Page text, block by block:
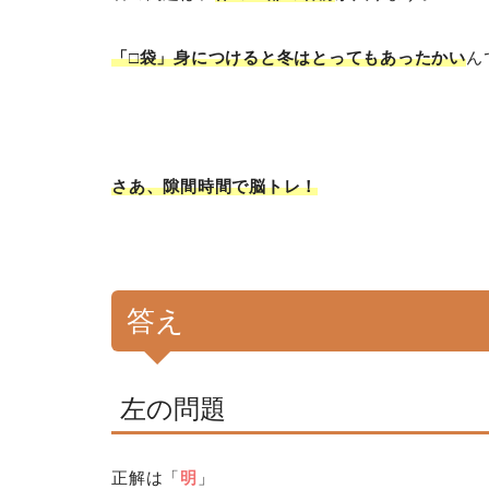
「□袋」身につけると冬はとってもあったかいん
さあ、隙間時間で脳トレ！
答え
左の問題
正解は「明 」